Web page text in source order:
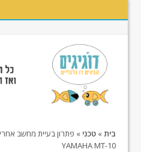
בית» טכני » פתרון בעיית מחשב
YAMAHA MT-10